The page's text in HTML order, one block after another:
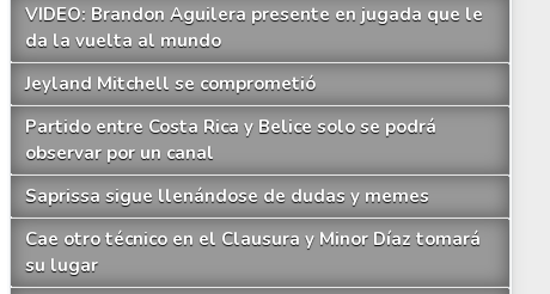
VIDEO: Brandon Aguilera presente en jugada que le
da la vuelta al mundo
Jeyland Mitchell se comprometió
Partido entre Costa Rica y Belice solo se podrá
observar por un canal
Saprissa sigue llenándose de dudas y memes
Cae otro técnico en el Clausura y Minor Díaz tomará
su lugar